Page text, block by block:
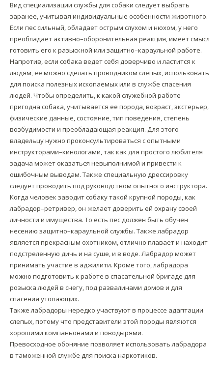
Вид специализации службы для собаки следует выбрать
заранее, учитывая индивидуальные особенности животного.
Если пес сильный, обладает острым слухом и нюхом, у него
преобладает активно–оборонительная реакция, имеет смысл
готовить его к разыскной или защитно–караульной работе.
Напротив, если собака ведет себя доверчиво и ластится к
людям, ее можно сделать проводником слепых, использовать
для поиска полезных ископаемых или в службе спасения
людей. Чтобы определить, к какой служебной работе
пригодна собака, учитывается ее порода, возраст, экстерьер,
физические данные, состояние, тип поведения, степень
возбудимости и преобладающая реакция. Для этого
владельцу нужно проконсультироваться с опытными
инструкторами–кинологами, так как для простого любителя
задача может оказаться невыполнимой и привести к
ошибочным выводам. Также специальную дрессировку
следует проводить под руководством опытного инструктора.
Когда человек заводит собаку такой крупной породы, как
лабрадор–ретривер, он желает доверить ей охрану своей
личности и имущества. То есть пес должен быть обучен
несению защитно–караульной службы. Также лабрадор
является прекрасным охотником, отлично плавает и находит
подстреленную дичь и на суше, и в воде. Лабрадор может
принимать участие в аджилити. Кроме того, лабрадора
можно подготовить к работе в спасательной бригаде для
розыска людей в снегу, под развалинами домов и для
спасения утопающих.
Также лабрадоры нередко участвуют в процессе адаптации
слепых, потому что представители этой породы являются
хорошими компаньонами и поводырями.
Превосходное обоняние позволяет использовать лабрадора
в таможенной службе для поиска наркотиков.